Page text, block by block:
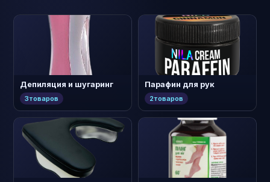
Депиляция и шугаринг
3товаров
Парафин для рук
2товаров